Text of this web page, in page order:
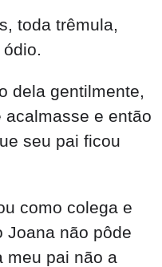
toda trêmula,
dela gentilmente,
e então
seu pai ficou
como colega e
Joana não pôde
meu pai não a